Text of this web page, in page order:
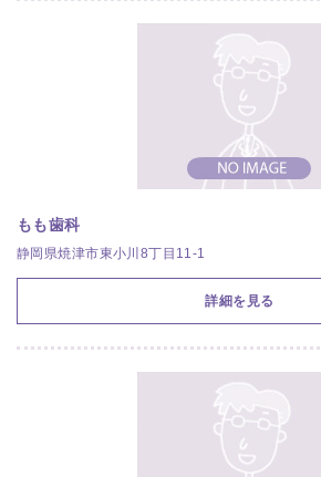
もも歯科
静岡県焼津市東小川8丁目11-1
詳細を見る